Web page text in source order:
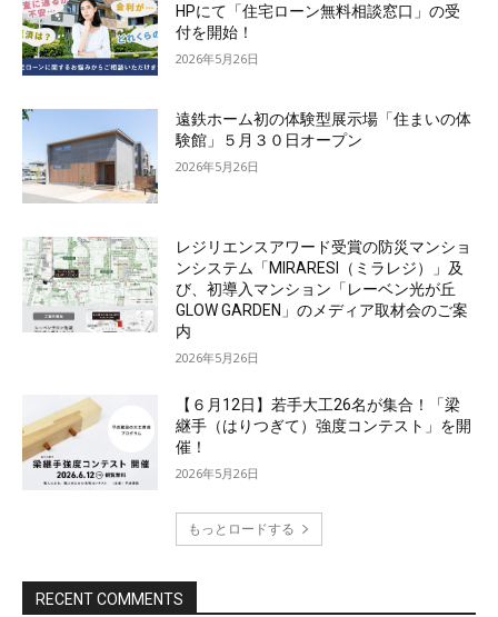
HPにて「住宅ローン無料相談窓口」の受
付を開始！
2026年5月26日
遠鉄ホーム初の体験型展示場「住まいの体
験館」５月３０日オープン
2026年5月26日
レジリエンスアワード受賞の防災マンショ
ンシステム「MIRARESI（ミラレジ）」及
び、初導入マンション「レーベン光が丘
GLOW GARDEN」のメディア取材会のご案
内
2026年5月26日
【６月12日】若手大工26名が集合！「梁
継手（はりつぎて）強度コンテスト」を開
催！
2026年5月26日
もっとロードする
RECENT COMMENTS